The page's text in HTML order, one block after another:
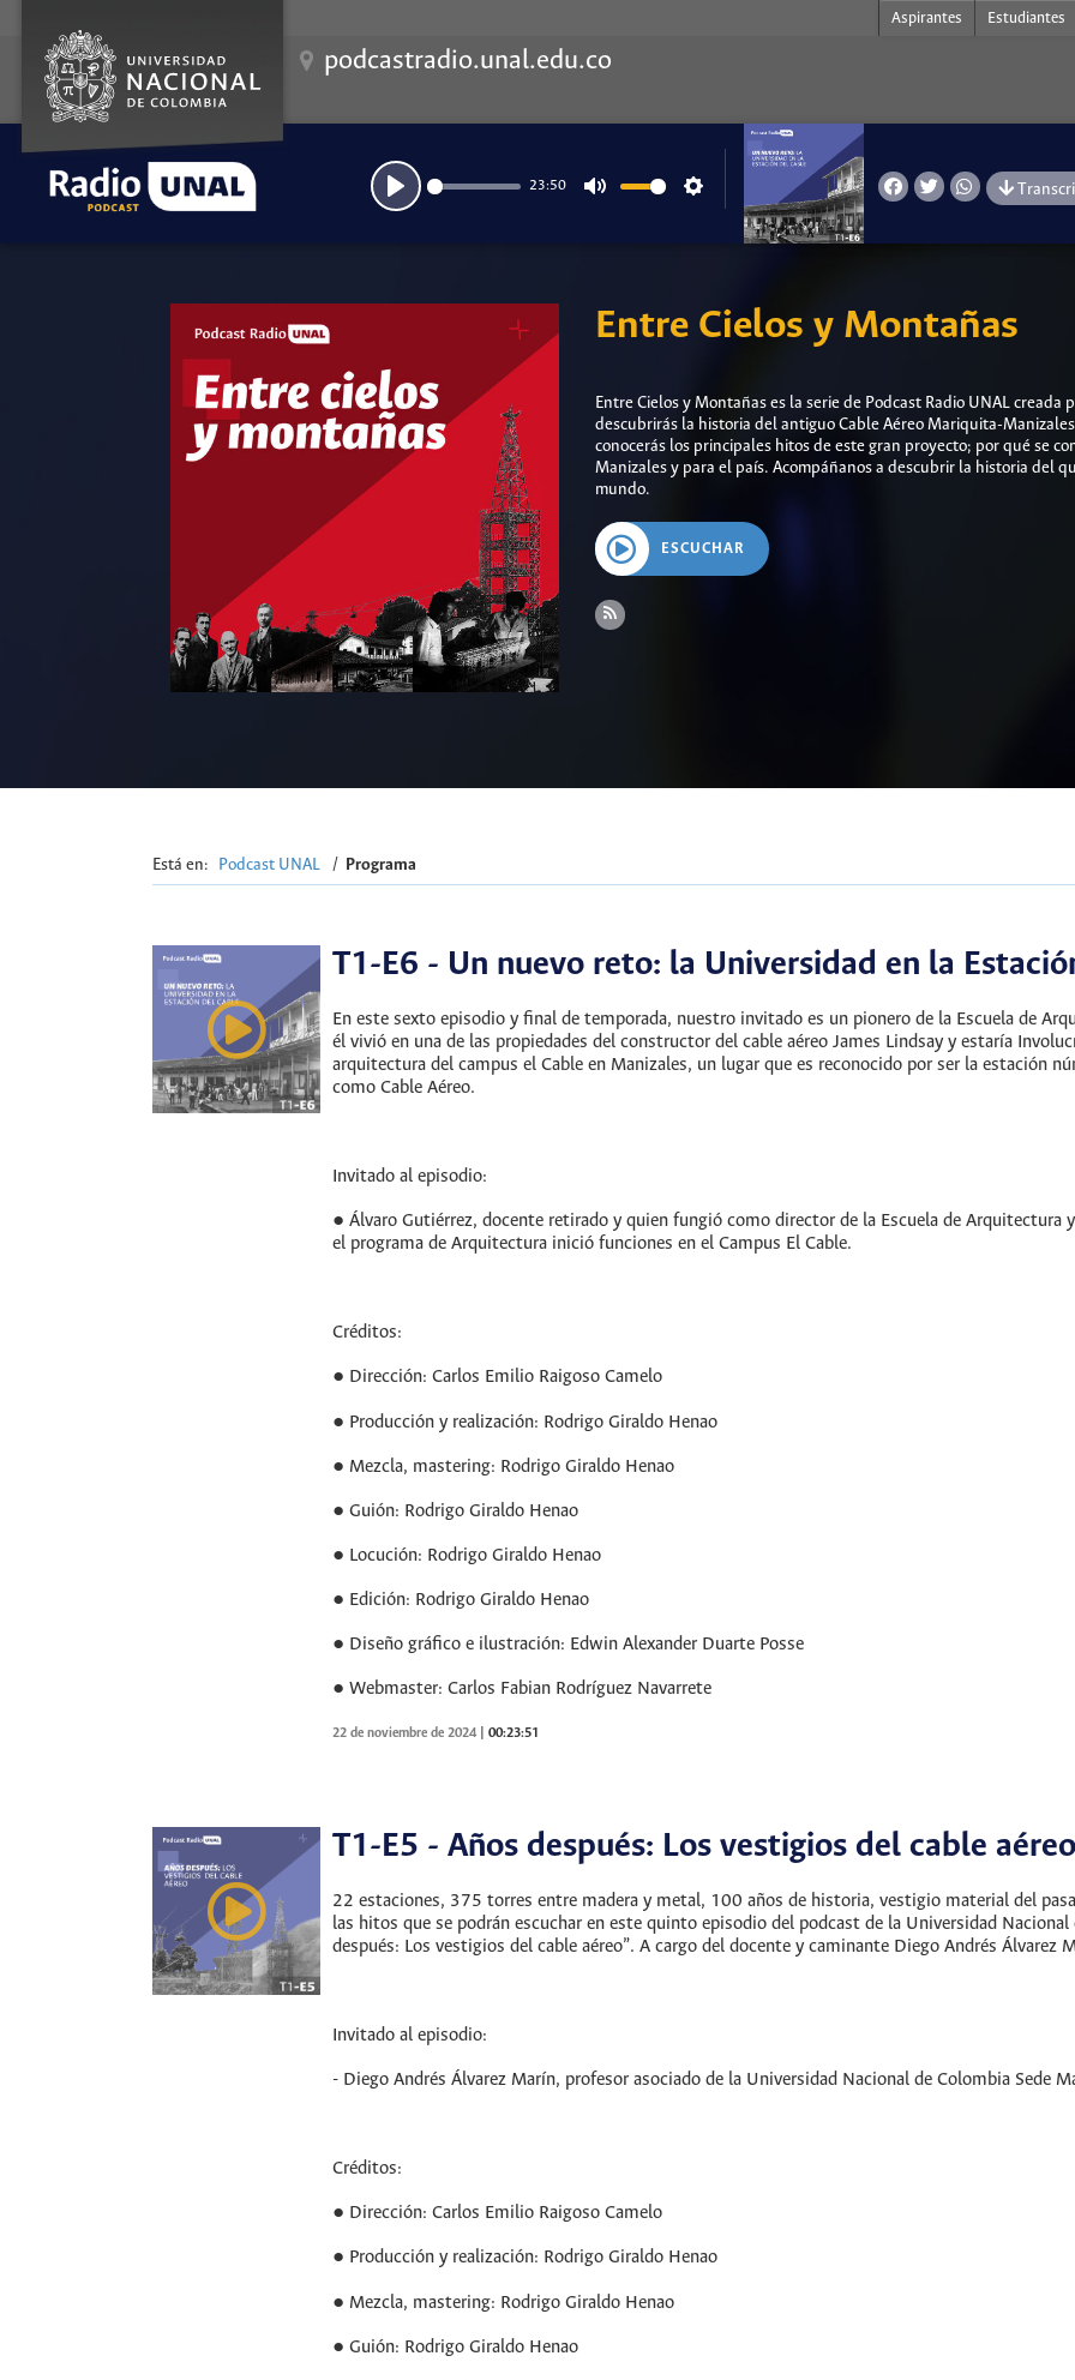
Aspirantes Estudiantes
podcastradio.unal.edu.co
Play
23:50
Settings
Entre Cielos y Montañas
Entre Cielos y Montañas es la serie de Podcast Radio UNAL creada
descubrirás la historia del antiguo Cable Aéreo Mariquita-
conocerás los principales hitos de este gran proyecto; por qué se
Manizales y para el país. Acompáñanos a descubrir la historia del
mundo.
ESCUCHAR
Está en: Podcast UNAL / Programa
T1-E6 - Un nuevo reto: la Universidad en la
En este sexto episodio y final de temporada, nuestro invitado es un pionero de la Escuela de
él vivió en una de las propiedades del constructor del cable aéreo James Lindsay y estaría
arquitectura del campus el Cable en Manizales, un lugar que es reconocido por ser la estación
como Cable Aéreo.
Invitado al episodio:
● Álvaro Gutiérrez, docente retirado y quien fungió como director de la Escuela de Arquitectura
el programa de Arquitectura inició funciones en el Campus El Cable.
Créditos:
● Dirección: Carlos Emilio Raigoso Camelo
● Producción y realización: Rodrigo Giraldo Henao
● Mezcla, mastering: Rodrigo Giraldo Henao
● Guión: Rodrigo Giraldo Henao
● Locución: Rodrigo Giraldo Henao
● Edición: Rodrigo Giraldo Henao
● Diseño gráfico e ilustración: Edwin Alexander Duarte Posse
● Webmaster: Carlos Fabian Rodríguez Navarrete
22 de noviembre de 2024 00:23:51
T1-E5 - Años después: Los vestigios del cable aéreo
22 estaciones, 375 torres entre madera y metal, 100 años de historia, vestigio material del
las hitos que se podrán escuchar en este quinto episodio del podcast de la Universidad
después: Los vestigios del cable aéreo”. A cargo del docente y caminante Diego Andrés Álvarez
Invitado al episodio:
- Diego Andrés Álvarez Marín, profesor asociado de la Universidad Nacional de Colombia Sede
Créditos:
● Dirección: Carlos Emilio Raigoso Camelo
● Producción y realización: Rodrigo Giraldo Henao
● Mezcla, mastering: Rodrigo Giraldo Henao
● Guión: Rodrigo Giraldo Henao